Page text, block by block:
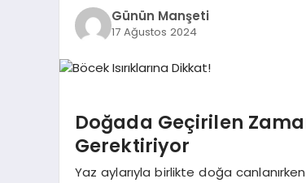
Günün Manşeti
17 Ağustos 2024
Doğada Geçirilen
Gerektiriyor
Yaz aylarıyla birlikte doğa